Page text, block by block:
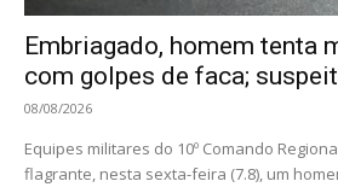
Embriagado, homem tenta
com golpes de faca;
08/08/2026
Equipes militares do 10º Comando
flagrante, nesta sexta-feira (7.8), um